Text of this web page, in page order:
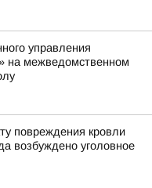
управления
на межведомственном
повреждения кровли
возбуждено уголовное